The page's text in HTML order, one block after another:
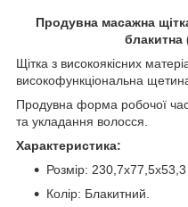
Продувна масажна
блакитна
Щітка з високоякісних
високофункціональна
Продувна форма робочої
та укладання волосся.
Характеристика:
Розмір:
Колір: Блакитний.